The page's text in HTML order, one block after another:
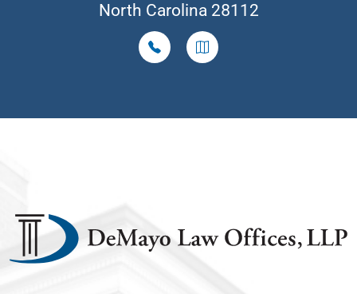
North Carolina 28112